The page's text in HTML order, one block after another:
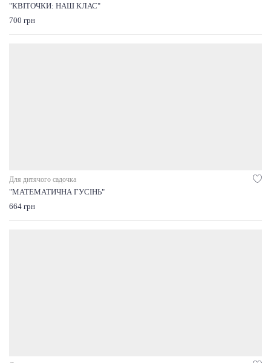
"КВІТОЧКИ: НАШ КЛАС"
700 грн
Для дитячого садочка
"МАТЕМАТИЧНА ГУСІНЬ"
664 грн